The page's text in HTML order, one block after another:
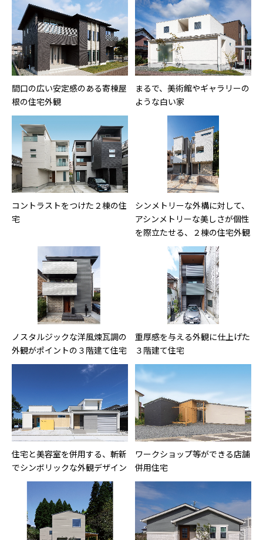
間口の広い安定感のある寄棟屋
根の住宅外観
まるで、美術館やギャラリーの
ような白い家
コントラストをつけた２棟の住
宅
シンメトリーな外構に対して、
アシンメトリーな美しさが個性
を際立たせる、２棟の住宅外観
ノスタルジックな洋風煉瓦調の
外観がポイントの３階建て住宅
重厚感を与える外観に仕上げた
３階建て住宅
住宅と美容室を併用する、斬新
でシンボリックな外観デザイン
ワークショップ等ができる店舗
併用住宅